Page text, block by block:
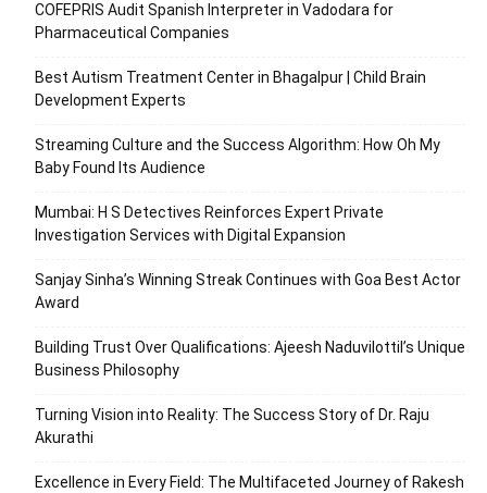
COFEPRIS Audit Spanish Interpreter in Vadodara for
Pharmaceutical Companies
Best Autism Treatment Center in Bhagalpur | Child Brain
Development Experts
Streaming Culture and the Success Algorithm: How Oh My
Baby Found Its Audience
Mumbai: H S Detectives Reinforces Expert Private
Investigation Services with Digital Expansion
Sanjay Sinha’s Winning Streak Continues with Goa Best Actor
Award
Building Trust Over Qualifications: Ajeesh Naduvilottil’s Unique
Business Philosophy
Turning Vision into Reality: The Success Story of Dr. Raju
Akurathi
Excellence in Every Field: The Multifaceted Journey of Rakesh